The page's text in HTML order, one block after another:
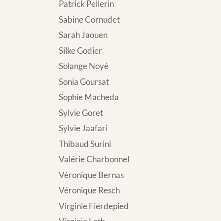
Patrick Pellerin
Sabine Cornudet
Sarah Jaouen
Silke Godier
Solange Noyé
Sonia Goursat
Sophie Macheda
Sylvie Goret
Sylvie Jaafari
Thibaud Surini
Valérie Charbonnel
Véronique Bernas
Véronique Resch
Virginie Fierdepied